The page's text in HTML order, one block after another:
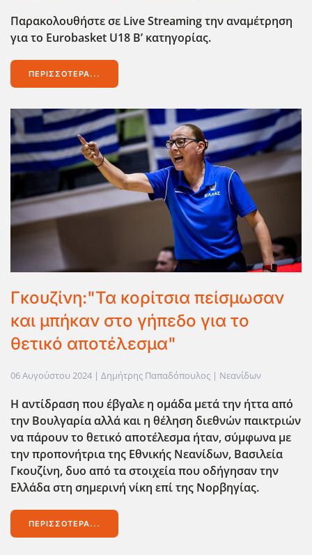
Παρακολουθήστε σε LiveStreamingτην αναμέτρηση
για το Eurobasket U18 Β’ κατηγορίας.
ΠΕΡΙΣΣΌΤΕΡΑ...
Γκουζίνη:"Τα κορίτσια πείσμωσαν
και μπήκαν στο γήπεδο για το
θετικό αποτέλεσμα"
06 Αυγούστου 2024 | Δημήτρης Παπαδόπουλος | Νεανίδων
Η αντίδραση που έβγαλε η ομάδα μετά την ήττα από
την Βουλγαρία αλλά και η θέληση διεθνών παικτριών
να πάρουν το θετικό αποτέλεσμα ήταν, σύμφωνα με
την προπονήτρια της Εθνικής Νεανίδων, Βασιλεία
Γκουζίνη, δυο από τα στοιχεία που οδήγησαν την
Ελλάδα στη σημερινή νίκη επί της Νορβηγίας.
ΠΕΡΙΣΣΌΤΕΡΑ...